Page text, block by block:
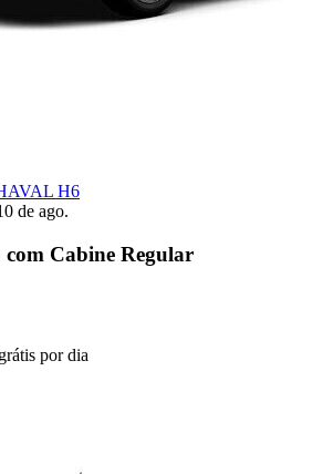
H6
de ago.
Cabine Regular
por dia